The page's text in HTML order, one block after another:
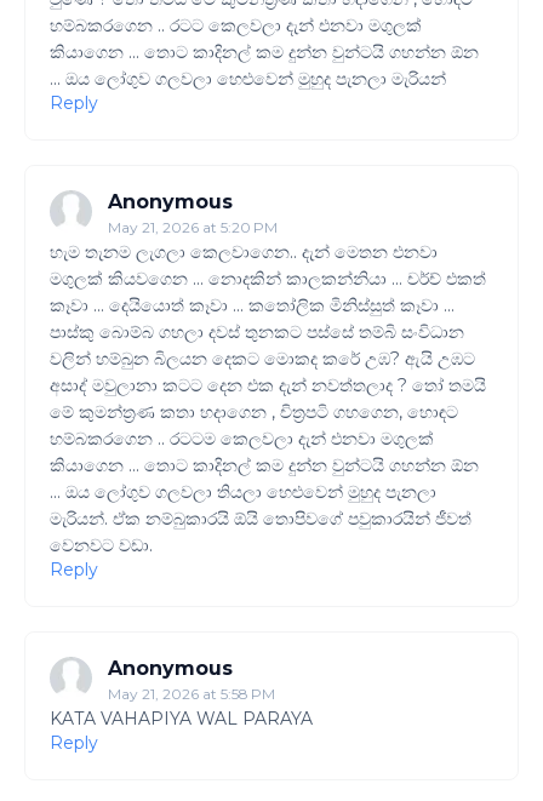
හම්බකරගෙන .. රටට කෙලවලා දැන් එනවා මගුලක්
කියාගෙන ... තොට කාදිනල් කම දුන්න වුන්ටයි ගහන්න ඕන
... ඔය ලෝගුව ගලවලා හෙළුවෙන් මුහුද පැනලා මැරියන්
Reply
Anonymous
May 21, 2026 at 5:20 PM
හැම තැනම ලැගලා කෙලවාගෙන.. දැන් මෙතන එනවා
මගුලක් කියවගෙන ... නොදකින් කාලකන්නියා ... චර්ච් එකත්
කෑවා ... දෙයියොත් කෑවා ... කතෝලික මිනිස්සුත් කෑවා ...
පාස්කු බොම්බ ගහලා දවස් තුනකට පස්සේ තම්බි සංවිධාන
වලින් හම්බුන බිලයන දෙකට මොකද කරේ උඹ? ඇයි උඹට
අසාද් මවුලානා කටට දෙන එක දැන් නවත්තලාද ? තෝ තමයි
මේ කුමන්ත්‍රණ කතා හදාගෙන , චිත්‍රපටි ගහගෙන, හොඳට
හම්බකරගෙන .. රටටම කෙලවලා දැන් එනවා මගුලක්
කියාගෙන ... තොට කාදිනල් කම දුන්න වුන්ටයි ගහන්න ඕන
... ඔය ලෝගුව ගලවලා තියලා හෙළුවෙන් මුහුද පැනලා
මැරියන්. ඒක නම්බුකාරයි ඕයි තොපිවගේ පවුකාරයින් ජීවත්
වෙනවට වඩා.
Reply
Anonymous
May 21, 2026 at 5:58 PM
KATA VAHAPIYA WAL PARAYA
Reply